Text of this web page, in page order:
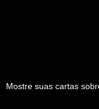
Mostre suas cartas